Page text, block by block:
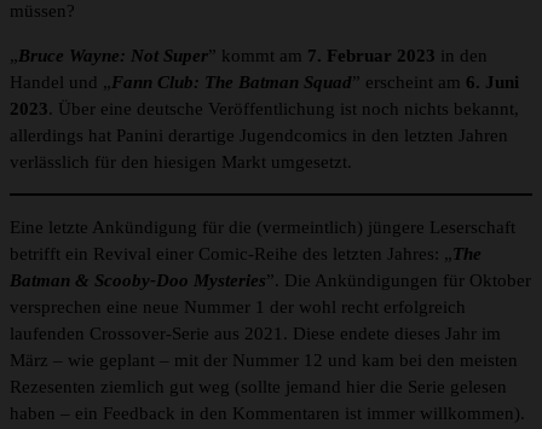
müssen?
„ Bruce Wayne: Not Super” kommt am 7. Februar 2023 in den
Handel und „ Fann Club: The Batman Squad” erscheint am 6. Juni
2023. Über eine deutsche Veröffentlichung ist noch nichts bekannt,
allerdings hat Panini derartige Jugendcomics in den letzten Jahren
verlässlich für den hiesigen Markt umgesetzt.
Eine letzte Ankündigung für die (vermeintlich) jüngere Leserschaft
betrifft ein Revival einer Comic-Reihe des letzten Jahres: „The
Batman & Scooby-Doo Mysteries”. Die Ankündigungen für Oktober
versprechen eine neue Nummer 1 der wohl recht erfolgreich
laufenden Crossover-Serie aus 2021. Diese endete dieses Jahr im
März – wie geplant – mit der Nummer 12 und kam bei den meisten
Rezesenten ziemlich gut weg (sollte jemand hier die Serie gelesen
haben – ein Feedback in den Kommentaren ist immer willkommen).